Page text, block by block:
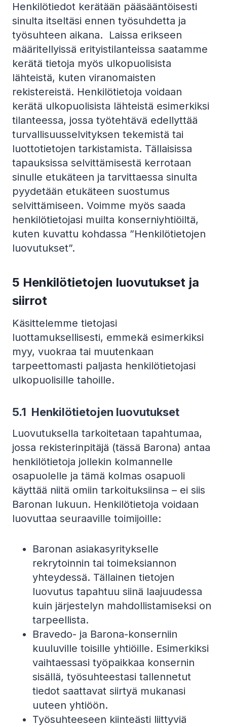
Henkilötiedot kerätään pääsääntöisesti
sinulta itseltäsi ennen työsuhdetta ja
työsuhteen aikana. Laissa erikseen
määritellyissä erityistilanteissa saatamme
kerätä tietoja myös ulkopuolisista
lähteistä, kuten viranomaisten
rekistereistä. Henkilötietoja voidaan
kerätä ulkopuolisista lähteistä esimerkiksi
tilanteessa, jossa työtehtävä edellyttää
turvallisuusselvityksen tekemistä tai
luottotietojen tarkistamista. Tällaisissa
tapauksissa selvittämisestä kerrotaan
sinulle etukäteen ja tarvittaessa sinulta
pyydetään etukäteen suostumus
selvittämiseen. Voimme myös saada
henkilötietojasi muilta konserniyhtiöiltä,
kuten kuvattu kohdassa ”Henkilötietojen
luovutukset”.
5 Henkilötietojen luovutukset ja
siirrot
Käsittelemme tietojasi
luottamuksellisesti, emmekä esimerkiksi
myy, vuokraa tai muutenkaan
tarpeettomasti paljasta henkilötietojasi
ulkopuolisille tahoille.
5.1 Henkilötietojen luovutukset
Luovutuksella tarkoitetaan tapahtumaa,
jossa rekisterinpitäjä (tässä Barona) antaa
henkilötietoja jollekin kolmannelle
osapuolelle ja tämä kolmas osapuoli
käyttää niitä omiin tarkoituksiinsa – ei siis
Baronan lukuun. Henkilötietoja voidaan
luovuttaa seuraaville toimijoille:
Baronan asiakasyritykselle
rekrytoinnin tai toimeksiannon
yhteydessä. Tällainen tietojen
luovutus tapahtuu siinä laajuudessa
kuin järjestelyn mahdollistamiseksi on
tarpeellista.
Bravedo- ja Barona-konserniin
kuuluville toisille yhtiöille. Esimerkiksi
vaihtaessasi työpaikkaa konsernin
sisällä, työsuhteestasi tallennetut
tiedot saattavat siirtyä mukanasi
uuteen yhtiöön.
Työsuhteeseen kiinteästi liittyviä